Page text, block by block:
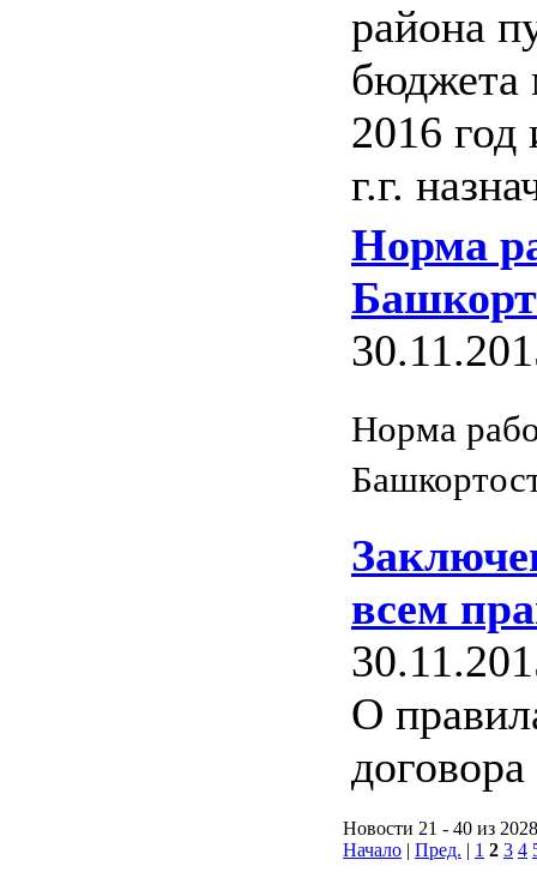
района
бюджета
2016
г.г.
Норма
Норма
всем
О
договора
Новости 21 - 40 из 2028
Начало | Пред. | 1 2 3 4